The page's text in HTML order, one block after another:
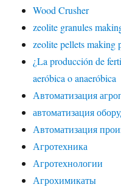
Wood Crusher
zeolite granules
zeolite pellets making
¿La producción de
aeróbica o anaeróbica
Автоматизация
автоматизация
Автоматизация
Агротехника
Агротехнологии
Агрохимикаты